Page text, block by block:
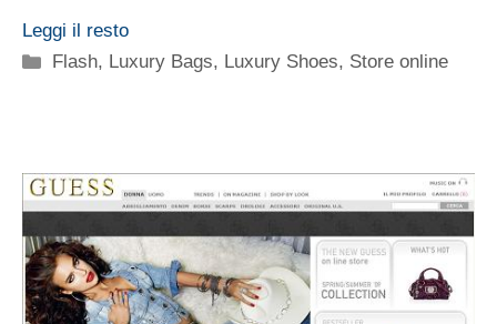
Leggi il resto
Categorie
Flash, Luxury Bags, Luxury Shoes, Store online